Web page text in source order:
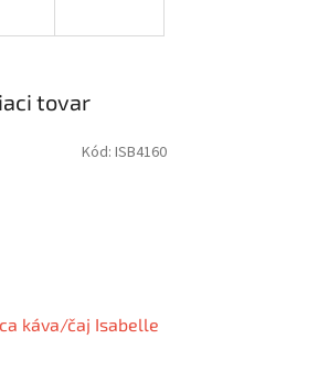
tovar
káva/čaj Isabelle
Kód: ISB4160